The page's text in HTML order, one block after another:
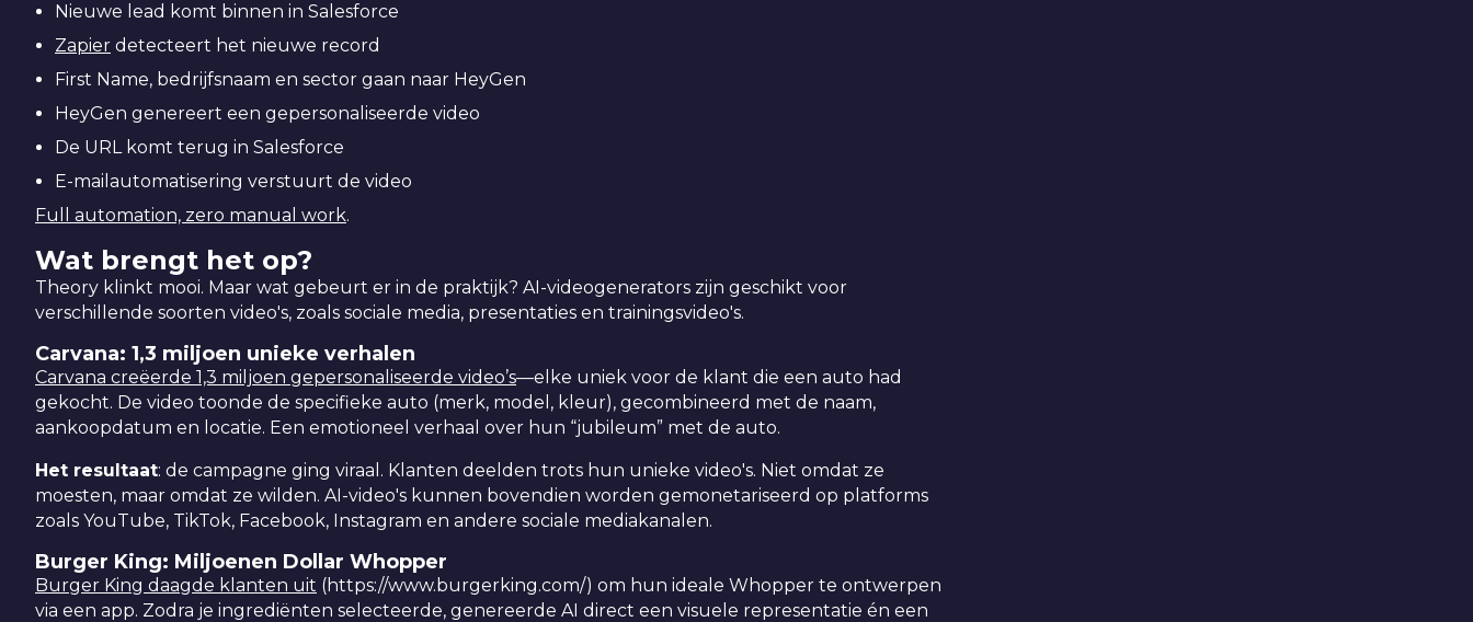
Nieuwe lead komt binnen in Salesforce
Zapier detecteert het nieuwe record
First Name, bedrijfsnaam en sector gaan naar HeyGen
HeyGen genereert een gepersonaliseerde video
De URL komt terug in Salesforce
E-mailautomatisering verstuurt de video
Full automation, zero manual work.
Wat brengt het op?
Theory klinkt mooi. Maar wat gebeurt er in de praktijk? AI-videogenerators zijn geschikt voor
verschillende soorten video's, zoals sociale media, presentaties en trainingsvideo's.
Carvana: 1,3 miljoen unieke verhalen
Carvana creëerde 1,3 miljoen gepersonaliseerde video’s—elke uniek voor de klant die een auto had
gekocht. De video toonde de specifieke auto (merk, model, kleur), gecombineerd met de naam,
aankoopdatum en locatie. Een emotioneel verhaal over hun “jubileum” met de auto.
Het resultaat: de campagne ging viraal. Klanten deelden trots hun unieke video's. Niet omdat ze
moesten, maar omdat ze wilden. AI-video's kunnen bovendien worden gemonetariseerd op platforms
zoals YouTube, TikTok, Facebook, Instagram en andere sociale mediakanalen.
Burger King: Miljoenen Dollar Whopper
Burger King daagde klanten uit (https://www.burgerking.com/) om hun ideale Whopper te ontwerpen
via een app. Zodra je ingrediënten selecteerde, genereerde AI direct een visuele representatie én een